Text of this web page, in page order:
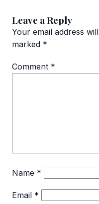
Leave a Reply
Your email address
marked *
Comment *
Name *
Email *